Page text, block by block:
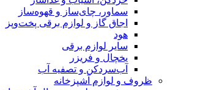
سماور، چای‌ساز و قهوه‌ساز
اجاق گاز و لوازم برقی پخت‌وپز
هود
سایر لوازم برقی
یخچال و فریزر
آب‌سردکن و تصفیه آب
ظروف و لوازم آشپزخانه